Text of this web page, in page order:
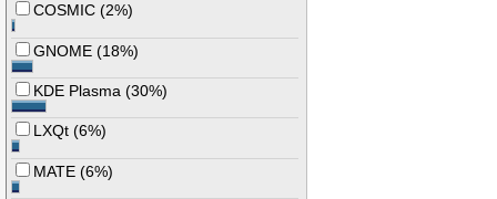
COSMIC (2%)
GNOME (18%)
KDE Plasma (30%)
LXQt (6%)
MATE (6%)